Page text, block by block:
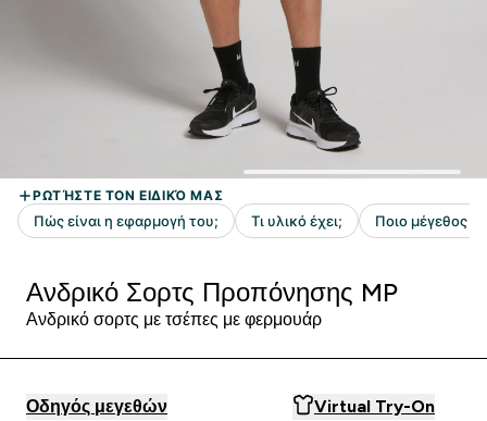
Ανδρικό Σορτς Προπόνησης MP
Ανδρικό σορτς με τσέπες με φερμουάρ
Οδηγός μεγεθών Virtual Try-On